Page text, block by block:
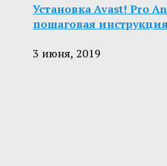
Установка Avast! Pro
пошаговая инструкция
3 июня, 2019